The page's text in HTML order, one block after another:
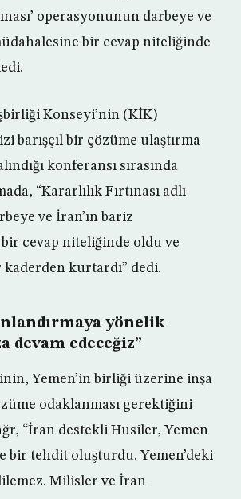
operasyonunun darbeye ve
bir cevap niteliğinde
Konseyi’nin (KİK)
barışçıl bir çözüme ulaştırma
konferansı sırasında
“Kararlılık Fırtınası adlı
ve İran’ın bariz
cevap niteliğinde oldu ve
kaderden kurtardı” dedi.
yönelik
devam edeceğiz”
Yemen’in birliği üzerine inşa
odaklanması gerektiğini
“İran destekli Husiler, Yemen
bir tehdit oluşturdu. Yemen’deki
Milisler ve İran